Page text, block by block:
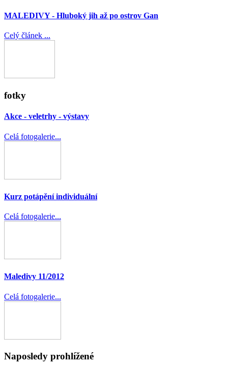
MALEDIVY - Hluboký jih až po ostrov Gan
Celý článek ...
fotky
Akce - veletrhy - výstavy
Celá fotogalerie...
Kurz potápění individuální
Celá fotogalerie...
Maledivy 11/2012
Celá fotogalerie...
Naposledy prohlížené